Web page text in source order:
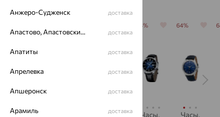
Часы,
Часы,
64%
Часы,
64%
Часы,
Анжеро-Судженск доставка
Апастово, Апастовский район доставка
Апатиты доставка
Апрелевка доставка
Апшеронск доставка
Арамиль доставка